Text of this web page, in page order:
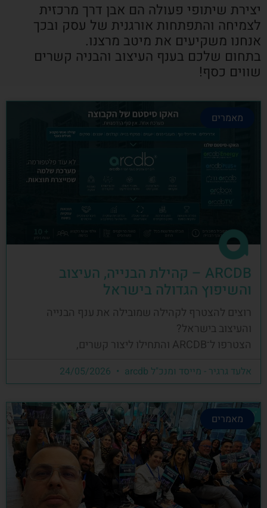
יצירת שיתופי פעולה הם אבן דרך מרכזית
לצמיחה והתפתחות אורגנית של עסק ובכך
אנחנו משקיעים את מיטב מרצנו.
בתחום שלכם בענף העיצוב והבניה קשרים
שווים כסף!
מאמרים
ARCDB – קהילת הבנייה, העיצוב
והשיפוץ הגדולה בישראל
רוצים להצטרף לקהילה שמובילה את ענף הבנייה
והעיצוב בישראל?
הצטרפו ל־ARCDB והתחילו ליצור קשרים,
אלעד גרגיר - מייסד ומנכ"ל arcdb
מאמרים